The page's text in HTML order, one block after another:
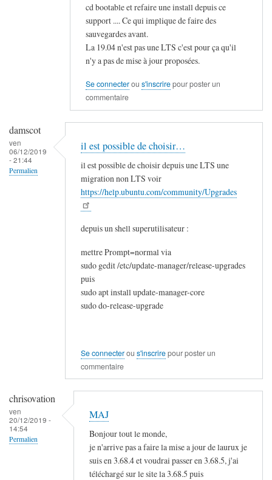
cd bootable et refaire une install depuis ce
support .... Ce qui implique de faire des
sauvegardes avant.
La 19.04 n'est pas une LTS c'est pour ça qu'il
n'y a pas de mise à jour proposées.
Se connecterou s'inscrirepour poster un
commentaire
damscot
ven
06/12/2019
- 21:44
Permalien
il est possible de choisir…
il est possible de choisir depuis une LTS une
migration non LTS voir
https://help.ubuntu.com/community/Upgrades
depuis un shell superutilisateur :
mettre Prompt=normal via
sudo gedit /etc/update-manager/release-upgrades
puis
sudo apt install update-manager-core
sudo do-release-upgrade
Se connecterou s'inscrirepour poster un
commentaire
chrisovation
ven
20/12/2019 -
14:54
Permalien
MAJ
Bonjour tout le monde,
je n'arrive pas a faire la mise a jour de laurux je
suis en 3.68.4 et voudrai passer en 3.68.5, j'ai
téléchargé sur le site la 3.68.5 puis